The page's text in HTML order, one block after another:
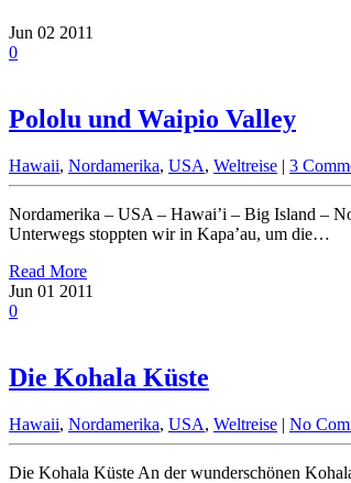
Jun 02 2011
0
Pololu und Waipio Valley
Hawaii, Nordamerika, USA, Weltreise | 3
Nordamerika – USA – Hawai’i – Big Island –
Unterwegs stoppten wir in Kapa’au, um die…
Read More
Jun 01 2011
0
Die Kohala Küste
Hawaii, Nordamerika, USA, Weltreise | No
Die Kohala Küste An der wunderschönen